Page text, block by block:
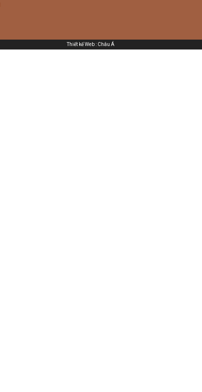
Thiết kế Web: Châu Á